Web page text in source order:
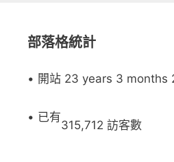
部落格統計
• 開站 23 years 3 months
• 已有
315,712 訪客數